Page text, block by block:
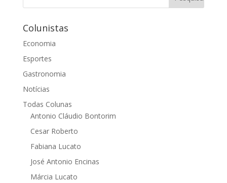
Colunistas
Economia
Esportes
Gastronomia
Notícias
Todas Colunas
Antonio Cláudio Bontorim
Cesar Roberto
Fabiana Lucato
José Antonio Encinas
Márcia Lucato